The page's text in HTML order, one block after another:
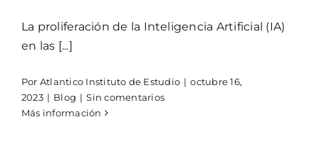
La proliferación de la Inteligencia Artificial (IA)
en las [...]
Por Atlantico Instituto de Estudio | octubre 16,
2023 | Blog | Sin comentarios
Más información